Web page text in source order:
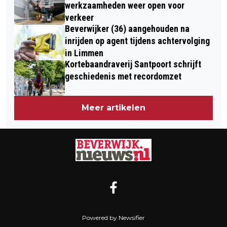
STADHUIS BEVERWIJK
THEATER
werkzaamheden weer open voor
verkeer
Beverwijker (36) aangehouden na
inrijden op agent tijdens achtervolging
in Limmen
Kortebaandraverij Santpoort schrijft
geschiedenis met recordomzet
Meer artikelen
Powered by Newsifier